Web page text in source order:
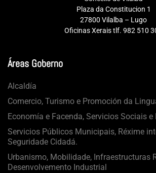
Plaza da Constitucion 1
27800 Vilalba – Lugo
Oficinas Xerais tlf. 982 510
Áreas Goberno
Alcaldía
Comercio, Turismo e Promoción da
Economía e Facenda, Servicios Sociais
Servicios Públicos Municipais, Réxime
Seguridade Cidadá.
Urbanismo, Mobilidade, Infraestructuras
Desenvolvemento Industrial